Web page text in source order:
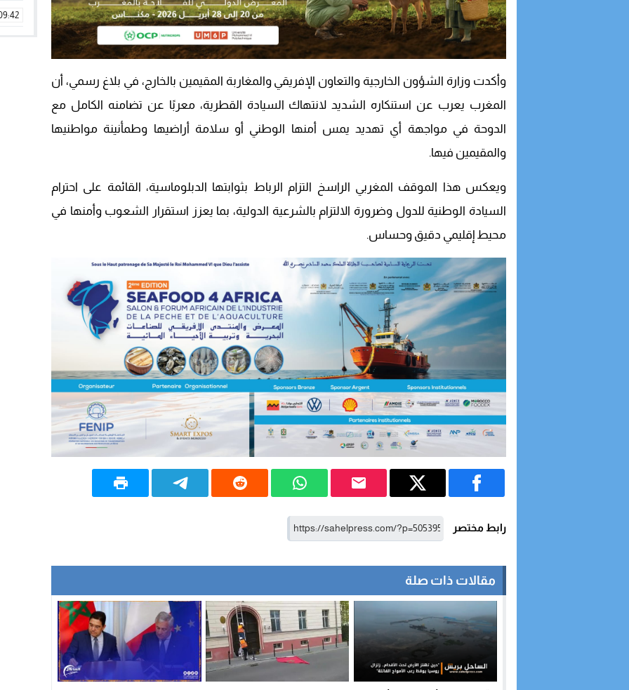
وأكدت وزارة الشؤون الخارجية والتعاون الإفريقي والمغاربة المقيمين بالخارج، في بلاغ رسمي، أن
المغرب يعرب عن استنكاره الشديد لانتهاك السيادة القطرية، معربًا عن تضامنه الكامل مع
الدوحة في مواجهة أي تهديد يمس أمنها الوطني أو سلامة أراضيها وطمأنينة مواطنيها
والمقيمين فيها.
ويعكس هذا الموقف المغربي الراسخ التزام الرباط بثوابتها الدبلوماسية، القائمة على احترام
السيادة الوطنية للدول وضرورة الالتزام بالشرعية الدولية، بما يعزز استقرار الشعوب وأمنها في
محيط إقليمي دقيق وحساس.
رابط مختصر
مقالات ذات صلة